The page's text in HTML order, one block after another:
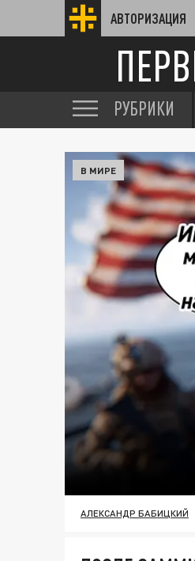
АВТОРИЗАЦИЯ
РУБРИКИ
В МИРЕ
АЛЕКСАНДР БАБИЦКИЙ